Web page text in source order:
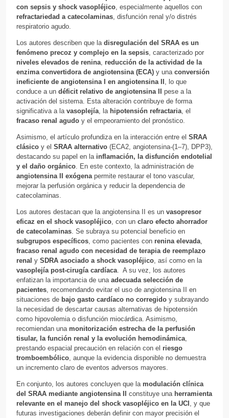
con sepsis y shock vasopléjico, especialmente aquellos con
refractariedad a catecolaminas, disfunción renal y/o distrés
respiratorio agudo.
Los autores describen que la disregulación del SRAA es un
fenómeno precoz y complejo en la sepsis, caracterizado por
niveles elevados de renina, reducción de la actividad de la
enzima convertidora de angiotensina (ECA) y una conversión
ineficiente de angiotensina I en angiotensina II , lo que
conduce a un déficit relativo de angiotensina II
pese a la
activación del sistema. Esta alteración contribuye de forma
significativa a la vasoplejía, la hipotensión refractaria, el
fracaso renal agudo y el empeoramiento del pronóstico.
Asimismo, el artículo profundiza en la interacción entre el SRAA
clásico y el SRAA alternativo (ECA2, angiotensina-(1–7), DPP3),
destacando su papel en la inflamación, la disfunción endotelial
y el daño orgánico. En este contexto, la administración de
angiotensina II exógenapermite restaurar el tono vascular,
mejorar la perfusión orgánica y reducir la dependencia de
catecolaminas.
Los autores destacan que la angiotensina II es un vasopresor
eficaz en el shock vasopléjico, con un claro efecto ahorrador
de catecolaminas. Se subraya su potencial beneficio en
subgrupos específicos, como pacientes con renina elevada,
fracaso renal agudo con necesidad de terapia de reemplazo
renal y SDRA asociado a shock vasopléjico, así como en la
vasoplejía post-cirugía cardíaca. A su vez, los autores
enfatizan la importancia de una adecuada selección de
pacientes, recomendando evitar el uso de angiotensina II en
situaciones de bajo gasto cardíaco no corregido y subrayando
la necesidad de descartar causas alternativas de hipotensión
como hipovolemia o disfunción miocárdica. Asimismo,
recomiendan una monitorización estrecha de la perfusión
tisular, la función renal y la evolución hemodinámica,
prestando espacial precaución en relación con el riesgo
tromboembólico, aunque la evidencia disponible no demuestra
un incremento claro de eventos adversos mayores.
En conjunto, los autores concluyen que la modulación clínica
del SRAA mediante angiotensina II
constituye una herramienta
relevante en el manejo del shock vasopléjico en la UCI , y que
futuras investigaciones deberán definir con mayor precisión el